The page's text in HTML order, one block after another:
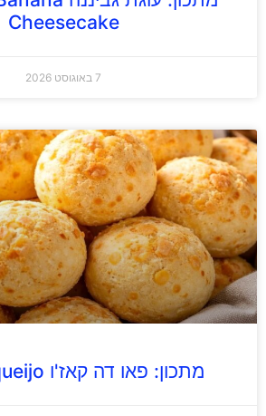
Cheesecake
7 באוגוסט 2026
מתכון: פאו דה קאז'ו Pão de queijo